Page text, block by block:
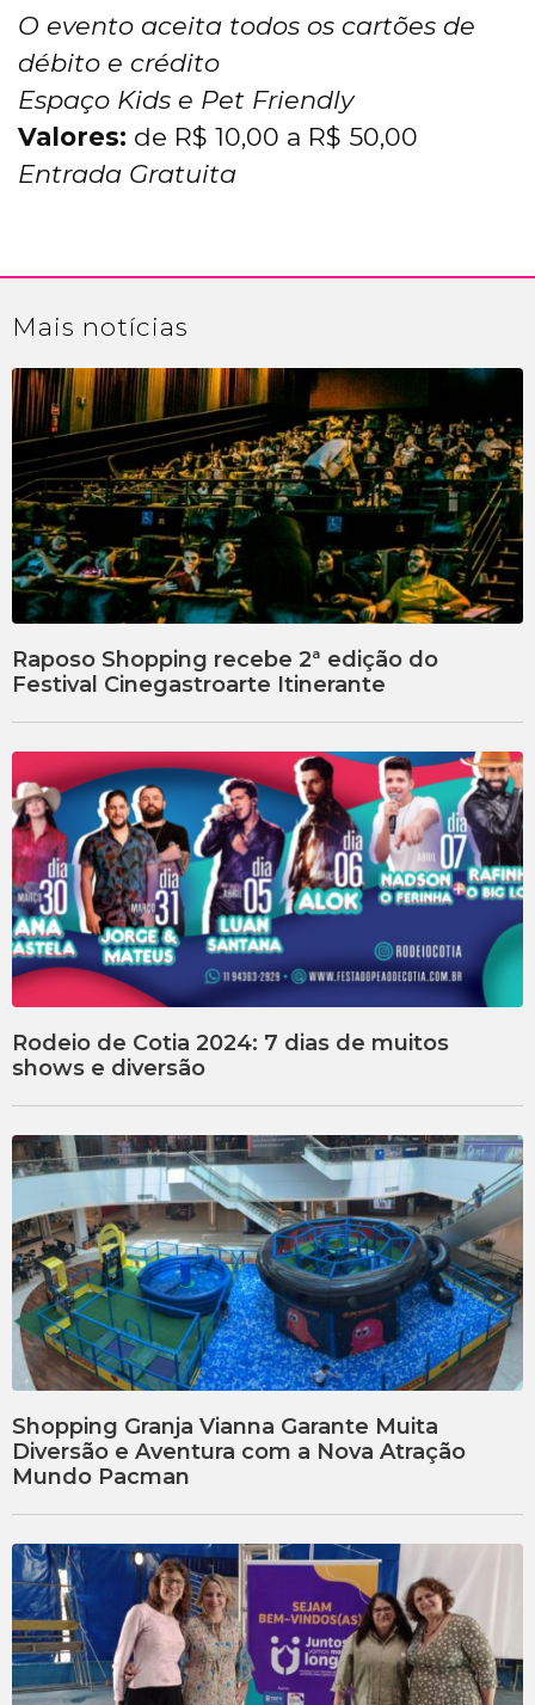
O evento aceita todos os cartões de
débito e crédito
Espaço Kids e Pet Friendly
Valores: de R$ 10,00 a R$ 50,00
Entrada Gratuita
Mais notícias
Raposo Shopping recebe 2ª edição do
Festival Cinegastroarte Itinerante
Rodeio de Cotia 2024: 7 dias de muitos
shows e diversão
Shopping Granja Vianna Garante Muita
Diversão e Aventura com a Nova Atração
Mundo Pacman